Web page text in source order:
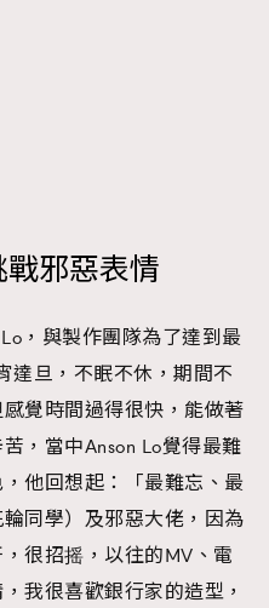
邪惡表情
，與製作團隊為了達到最
達旦，不眠不休，期間不
覺時間過得很快，能做著
，當中Anson Lo覺得最難
他回想起：「最難忘、最
同學）及邪惡大佬，因為
很招摇，以往的MV、電
我很喜歡銀行家的造型，